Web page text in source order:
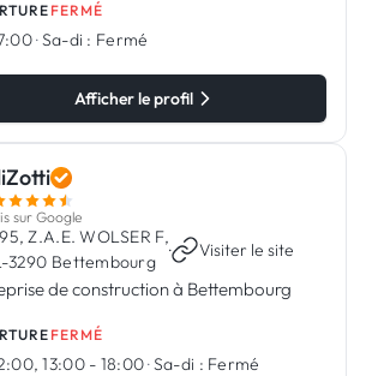
FERMÉ
·Sa-di : Fermé
Afficher le profil
sur Google
Z.A.E. WOLSER F,
3290 Bettembourg
· Visiter le site
de construction à Bettembourg
FERMÉ
13:00 - 18:00·Sa-di : Fermé